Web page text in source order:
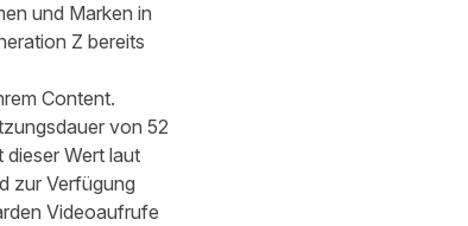
und Marken in
Z bereits
Content.
von 52
Wert laut
zur Verfügung
Videoaufrufe